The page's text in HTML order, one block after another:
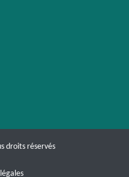
droits réservés